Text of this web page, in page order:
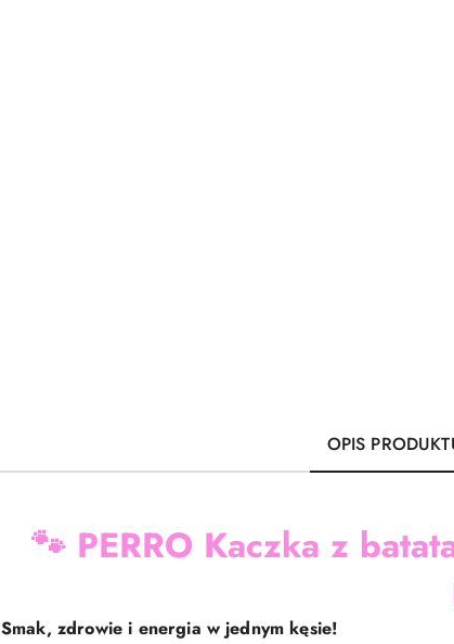
OPIS
🐾 PERRO Kaczka z
Smak, zdrowie i energia w jednym kęsie!